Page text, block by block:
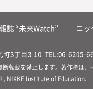
誌 “未来Watch” ニッ
町3丁目3-10 TEL:06-6205-
断転載を禁止します。著作権は
, NIKKE Institute of Education.